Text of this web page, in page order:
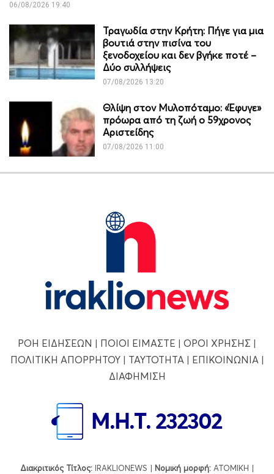
06/08/2026 19:40
Τραγωδία στην Κρήτη: Πήγε για μια
βουτιά στην πισίνα του
ξενοδοχείου και δεν βγήκε ποτέ –
Δύο συλλήψεις
07/08/2026 13:20
Θλίψη στον Μυλοπόταμο: «Έφυγε»
πρόωρα από τη ζωή ο 59χρονος
Αριστείδης
07/08/2026 11:00
ΡΟΗ ΕΙΔΗΣΕΩΝ | ΠΟΙΟΙ ΕΙΜΑΣΤΕ | ΟΡΟΙ ΧΡΗΣΗΣ |
ΠΟΛΙΤΙΚΗ ΑΠΟΡΡΗΤΟΥ| ΤΑΥΤΟΤΗΤΑ | ΕΠΙΚΟΙΝΩΝΙΑ |
ΔΙΑΦΗΜΙΣΗ
Διακριτικός Τίτλος: IRAKLIONEWS | Νομική μορφή: ΑΤΟΜΙΚΗ |